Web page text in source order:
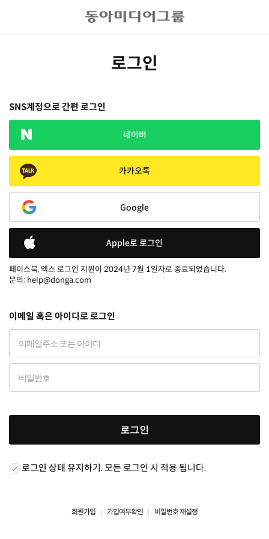
로그인
SNS계정으로 간편 로그인
네이버
카카오톡
Google
Apple로 로그인
페이스북, 엑스 로그인 지원이 2024년 7월 1일자로 종료되었습니다.
문의: help@donga.com
이메일 혹은 아이디로 로그인
로그인
로그인 상태 유지하기. 모든 로그인 시 적용 됩니다.
회원가입 가입여부확인 비밀번호 재설정